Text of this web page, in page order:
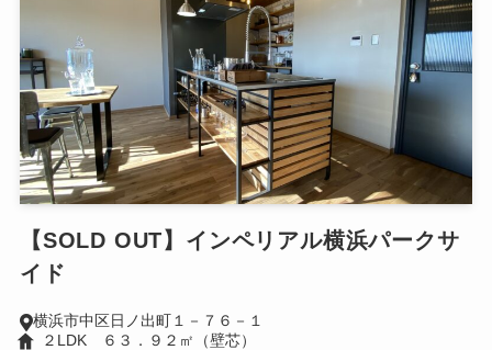
【SOLD OUT】インペリアル横浜パークサ
イド
横浜市中区日ノ出町１－７６－１
２LDK ６３．９２㎡（壁芯）